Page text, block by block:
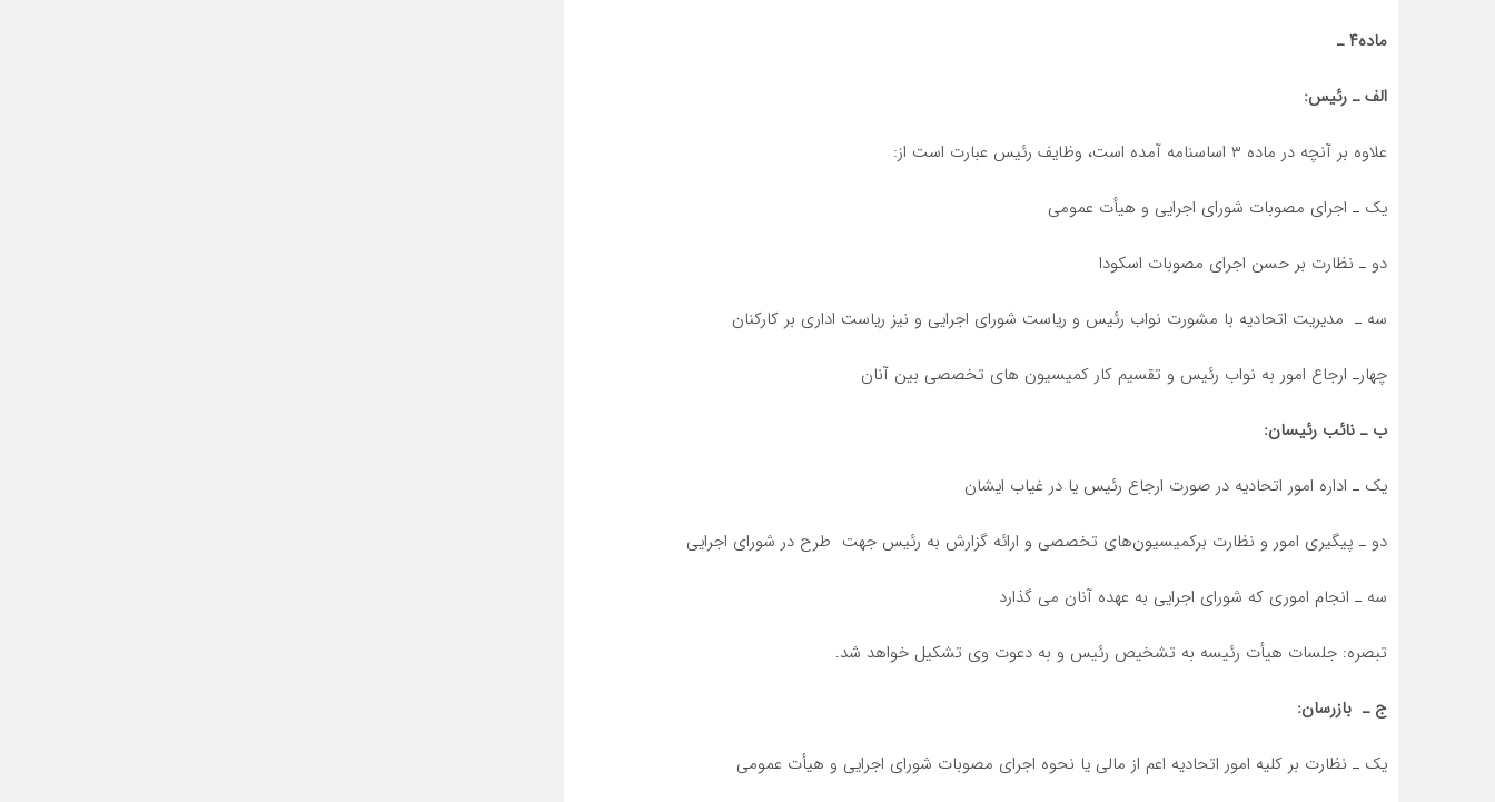
ماده۴ ـ
الف ـ رئیس:
علاوه بر آنچه در ماده ۳ اساسنامه آمده است، وظایف رئیس عبارت است از:
یک ـ اجرای مصوبات شورای اجرایی و هیأت عمومی
دو ـ نظارت بر حسن اجرای مصوبات اسکودا
سه ـ مدیریت اتحادیه با مشورت نواب رئیس و ریاست شورای اجرایی و نیز ریاست اداری بر کارکنان
چهارـ ارجاع امور به نواب رئیس و تقسیم کار کمیسیون های تخصصی بین آنان
ب ـ نائب رئیسان:
یک ـ اداره امور اتحادیه در صورت ارجاع رئیس یا در غیاب ایشان
دو ـ پیگیری امور و نظارت برکمیسیون‌های تخصصی و ارائه گزارش به رئیس جهت طرح در شورای اجرایی
سه ـ انجام اموری که شورای اجرایی به عهده آنان می گذارد
تبصره: جلسات هیأت رئیسه به تشخیص رئیس و به دعوت وی تشکیل خواهد شد.
ج ـ بازرسان:
یک ـ نظارت بر کلیه امور اتحادیه اعم از مالی یا نحوه اجرای مصوبات شورای اجرایی و هیأت عمومی